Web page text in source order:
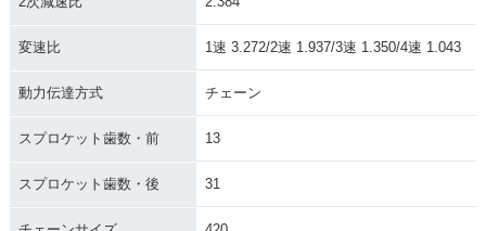
100・新登場
変速比 1速 3.272/2速 1.937/3速 1.350/4速 1.043
動力伝達方式 チェーン
スプロケット歯数・前 13
スプロケット歯数・後 31